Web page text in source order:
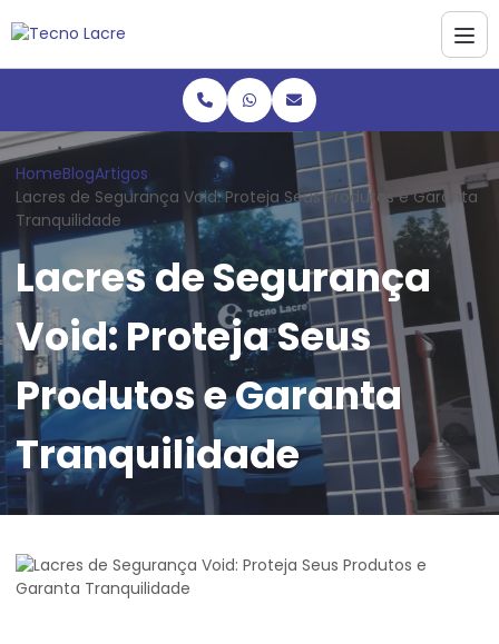
HomeBlogArtigos
Lacres de Segurança Void: Proteja Seus Produtos e Garanta
Tranquilidade
Lacres de Segurança
Void: Proteja Seus
Produtos e Garanta
Tranquilidade